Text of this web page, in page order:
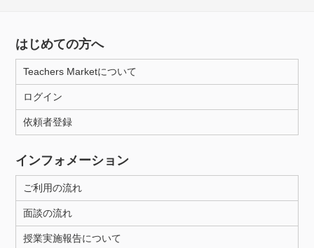
はじめての方へ
Teachers Marketについて
ログイン
依頼者登録
インフォメーション
ご利用の流れ
面談の流れ
授業実施報告について